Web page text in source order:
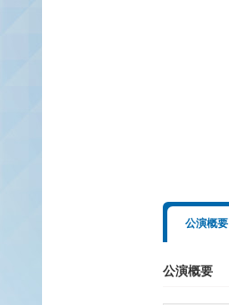
公演概要
公演概要